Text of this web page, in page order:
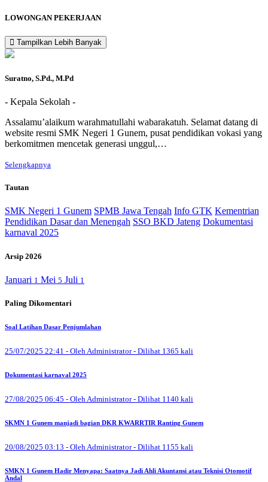
LOWONGAN PEKERJAAN
Tampilkan Lebih Banyak
Suratno, S.Pd., M.Pd
- Kepala Sekolah -
Assalamu’alaikum warahmatullahi wabarakatuh. Selamat datang di
website resmi SMK Negeri 1 Gunem, pusat pendidikan vokasi yang
berkomitmen mencetak generasi unggul,…
Selengkapnya
Tautan
SMK Negeri 1 Gunem SPMB Jawa Tengah Info GTK Kementrian
Pendidikan Dasar dan Menengah SSO BKD Jateng Dokumentasi
karnaval 2025
Arsip 2026
Januari 1 Mei 5 Juli 1
Paling Dikomentari
Soal Latihan Dasar Penjumlahan
25/07/2025 22:41 - Oleh Administrator - Dilihat 1365 kali
Dokumentasi karnaval 2025
27/08/2025 06:45 - Oleh Administrator - Dilihat 1140 kali
SKMN 1 Gunem manjadi bagian DKR KWARRTIR Ranting Gunem
20/08/2025 03:13 - Oleh Administrator - Dilihat 1155 kali
SMKN 1 Gunem Hadir Menyapa: Saatnya Jadi Ahli Akuntansi atau Teknisi Otomotif
Andal